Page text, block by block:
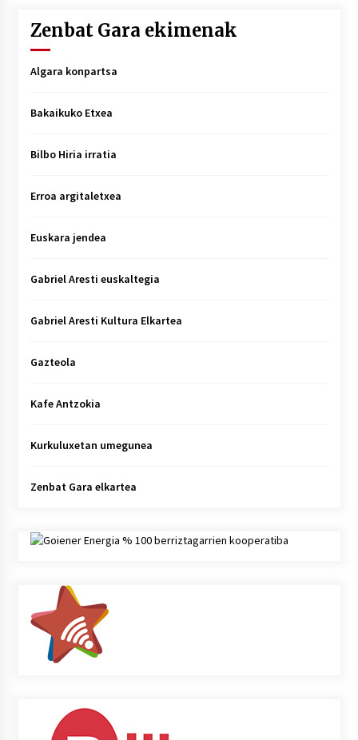
Zenbat Gara ekimenak
Algara konpartsa
Bakaikuko Etxea
Bilbo Hiria irratia
Erroa argitaletxea
Euskara jendea
Gabriel Aresti euskaltegia
Gabriel Aresti Kultura Elkartea
Gazteola
Kafe Antzokia
Kurkuluxetan umegunea
Zenbat Gara elkartea